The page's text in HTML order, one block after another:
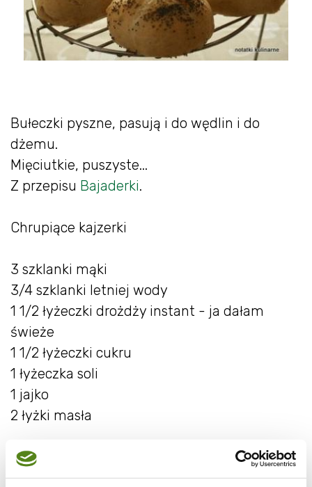
Bułeczki pyszne, pasują i do wędlin i do
dżemu.
Mięciutkie, puszyste...
Z przepisu Bajaderki.
Chrupiące kajzerki
3 szklanki mąki
3/4 szklanki letniej wody
1 1/2 łyżeczki drożdży instant - ja dałam
świeże
1 1/2 łyżeczki cukru
1 łyżeczka soli
1 jajko
2 łyżki masła
Wszystkie składniki wymieszać w misce,
wyrobić aż ciasto będzie odstawać od